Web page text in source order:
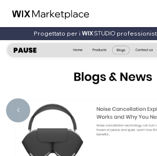
Progettato per i